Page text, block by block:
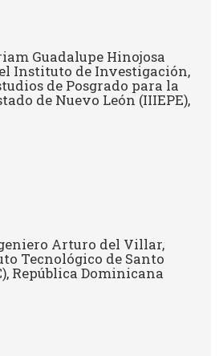
Guadalupe Hinojosa
Instituto de Investigación,
de Posgrado para la
de Nuevo León (IIIEPE),
Arturo del Villar,
Tecnológico de Santo
República Dominicana